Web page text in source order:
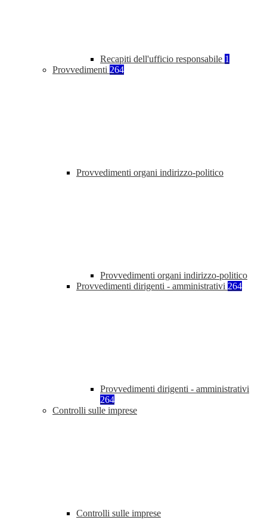
Recapiti dell'ufficio responsabile 1
Provvedimenti 264
Provvedimenti organi indirizzo-politico
Provvedimenti organi indirizzo-politico
Provvedimenti dirigenti - amministrativi 264
Provvedimenti dirigenti - amministrativi
264
Controlli sulle imprese
Controlli sulle imprese